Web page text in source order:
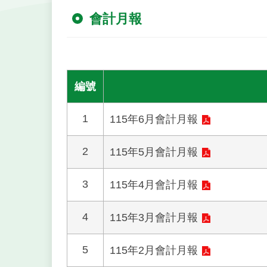
會計月報
編號
1 115年6月會計月報
2 115年5月會計月報
3 115年4月會計月報
4 115年3月會計月報
5 115年2月會計月報